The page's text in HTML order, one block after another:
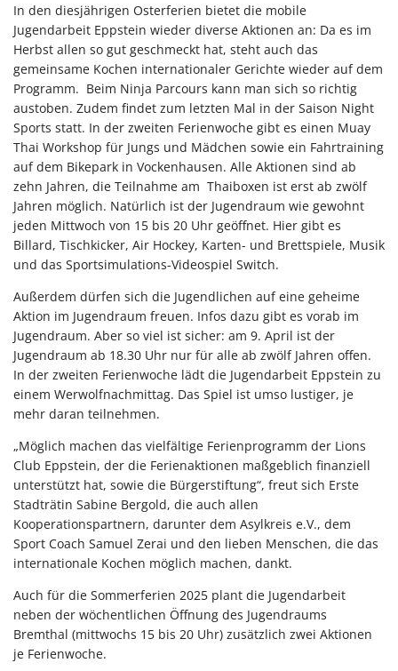
In den diesjährigen Osterferien bietet die mobile
Jugendarbeit Eppstein wieder diverse Aktionen an: Da es im
Herbst allen so gut geschmeckt hat, steht auch das
gemeinsame Kochen internationaler Gerichte wieder auf dem
Programm. Beim Ninja Parcours kann man sich so richtig
austoben. Zudem findet zum letzten Mal in der Saison Night
Sports statt. In der zweiten Ferienwoche gibt es einen Muay
Thai Workshop für Jungs und Mädchen sowie ein Fahrtraining
auf dem Bikepark in Vockenhausen. Alle Aktionen sind ab
zehn Jahren, die Teilnahme am Thaiboxen ist erst ab zwölf
Jahren möglich. Natürlich ist der Jugendraum wie gewohnt
jeden Mittwoch von 15 bis 20 Uhr geöffnet. Hier gibt es
Billard, Tischkicker, Air Hockey, Karten- und Brettspiele, Musik
und das Sportsimulations-Videospiel Switch.
Außerdem dürfen sich die Jugendlichen auf eine geheime
Aktion im Jugendraum freuen. Infos dazu gibt es vorab im
Jugendraum. Aber so viel ist sicher: am 9. April ist der
Jugendraum ab 18.30 Uhr nur für alle ab zwölf Jahren offen.
In der zweiten Ferienwoche lädt die Jugendarbeit Eppstein zu
einem Werwolfnachmittag. Das Spiel ist umso lustiger, je
mehr daran teilnehmen.
„Möglich machen das vielfältige Ferienprogramm der Lions
Club Eppstein, der die Ferienaktionen maßgeblich finanziell
unterstützt hat, sowie die Bürgerstiftung“, freut sich Erste
Stadträtin Sabine Bergold, die auch allen
Kooperationspartnern, darunter dem Asylkreis e.V., dem
Sport Coach Samuel Zerai und den lieben Menschen, die das
internationale Kochen möglich machen, dankt.
Auch für die Sommerferien 2025 plant die Jugendarbeit
neben der wöchentlichen Öffnung des Jugendraums
Bremthal (mittwochs 15 bis 20 Uhr) zusätzlich zwei Aktionen
je Ferienwoche.